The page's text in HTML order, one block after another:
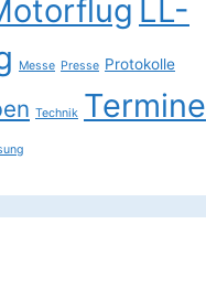
LL-
Messe Presse Protokolle
Technik Termine